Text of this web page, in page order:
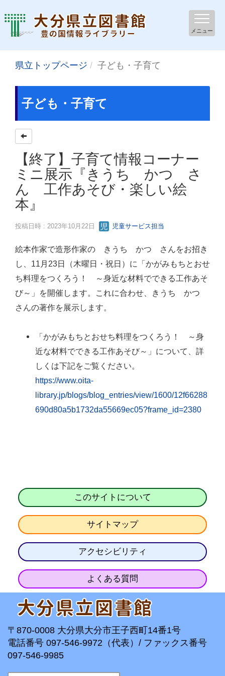
メニュー
県立トップページ 子ども・子育て
子ども・子育て
【終了】子育て情報コーナー
ミニ展示『きうち かつ さ
ん 工作あそび・楽しい絵
本』
投稿日時 : 2023年10月22日 児童サービス担当
絵本作家で造形作家の きうち かつ さんをお招き
し、11月23日（木曜日・祝日）に「かがみもちとおせ
ち料理をつくろう！ ～身近な材料でできる工作あそ
び～」を開催します。これに合わせ、きうち かつ
さんの著作を展示します。
「かがみもちとおせち料理をつくろう！ ～身
近な材料でできる工作あそび～」について、詳
しくは下記をご覧ください。
https://www.oita-
library.jp/blogs/blog_entries/view/1600/12f66288
690d80a5b1732da55669ec05?frame_id=2380
このサイトについて
サイトマップ
アクセシビリティ
よくある質問
〒870-0008 大分県大分市王子西町14番1号
電話番号 097-546-9972（代表）/ ファックス番号
097-546-9985